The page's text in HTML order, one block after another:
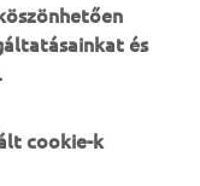
Europe N.V.
garanciával
és
cookie-k